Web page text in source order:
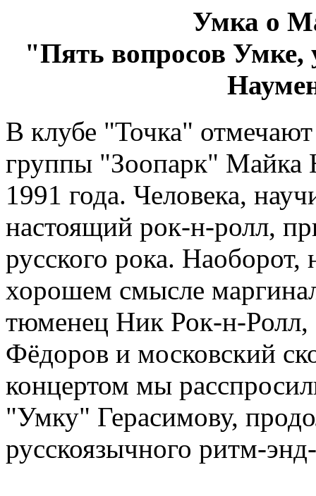
Умка о
"Пять вопросов Умке,
В клубе "Точка"
группы "Зоопарк" Майка
1991 года. Человека,
настоящий рок-н-ролл,
русского рока. Наоборот,
хорошем смысле
тюменец Ник Рок-н-Ролл,
Фёдоров и московский
концертом мы
"Умку" Герасимову,
русскоязычного ритм-